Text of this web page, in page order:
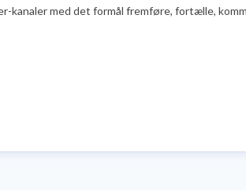
kanaler med det formål fremføre, fortælle,